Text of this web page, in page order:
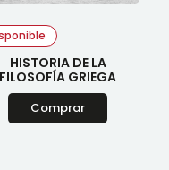
HISTORIA DE LA
FILOSOFÍA GRIEGA
Comprar